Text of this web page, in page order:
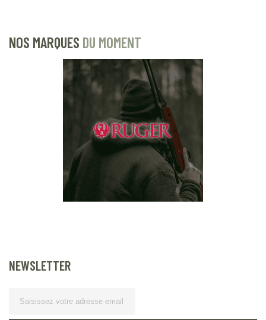
NOS MARQUES DU MOMENT
NEWSLETTER